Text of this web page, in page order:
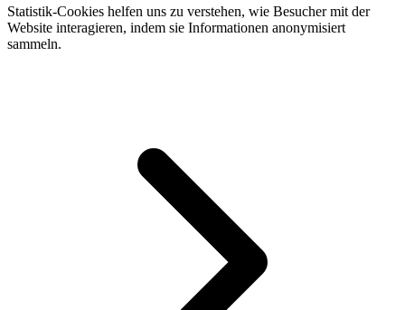
Statistik-Cookies helfen uns zu verstehen, wie Besucher mit der
Website interagieren, indem sie Informationen anonymisiert
sammeln.